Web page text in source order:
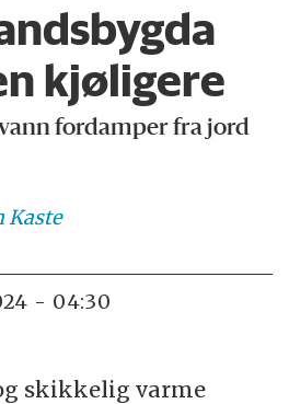
kjøligere
fordamper fra jord
Kaste
- 04:30
skikkelig varme